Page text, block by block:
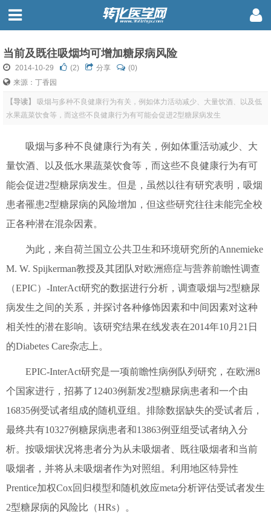
当前及既往吸烟均可增加糖尿病风险
2014-10-29 (2) 分享
(0)
来源：丁香园
【导读】
吸烟与多种不良健康行为有关，例如体力活动减少、大量饮酒、以及低
水果蔬菜饮食等，而这些不良健康行为有可能会促进2型糖尿病发生
吸烟与多种不良健康行为有关，例如体重活动减少、大
量饮酒、以及低水果蔬菜饮食等，而这些不良健康行为有可
能会促进2型糖尿病发生。但是，虽然以往有研究表明，吸烟
患者罹患2型糖尿病的风险增加，但这些研究往往未能完全校
正各种潜在混杂因素。
为此，来自荷兰国立公共卫生和环境研究所的Annemieke
M. W. Spijkerman教授及其团队对欧洲癌症与营养前瞻性调查
（EPIC）-InterAct研究的数据进行分析，调查吸烟与2型糖尿
病发生之间的关系，并探讨各种修饰因素和中间因素对这种
相关性的潜在影响。该研究结果在线发表在2014年10月21日
的Diabetes Care杂志上。
EPIC-InterAct研究是一项前瞻性病例队列研究，在欧洲8
个国家进行，招募了12403例新发2型糖尿病患者和一个由
16835例受试者组成的随机亚组。排除数据缺失的受试者后，
最终共有10327例糖尿病患者和13863例亚组受试者纳入分
析。按吸烟状况将患者分为从未吸烟者、既往吸烟者和当前
吸烟者，并将从未吸烟者作为对照组。利用地区特异性
Prentice加权Cox回归模型和随机效应meta分析评估受试者发生
2型糖尿病的风险比（HRs）。